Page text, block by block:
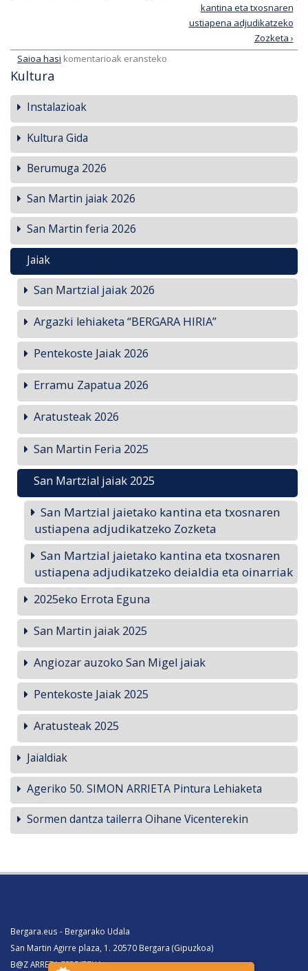
kantina eta txosnaren
ustiapena adjudikatzeko
Zozketa ›
Saioa hasi komentarioak eransteko
Kultura
Instalazioak
Kultura Gida
Berumuga 2026
San Martin jaiak 2026
San Martin feria 2026
Jaiak
San Martzial jaiak 2026
Argazki lehiaketa “BERGARA HIRIA”
Pentekoste Jaiak 2026
Erramu Zapatua 2026
Aratusteak 2026
San Martin Feria 2025
San Martzial jaiak 2025
San Martzial jaietako kantina eta txosnaren
ustiapena adjudikatzeko Zozketa
San Martzial jaietako kantina eta txosnaren
ustiapena adjudikatzeko deialdia eta oinarriak
2025eko Errota Eguna
San Martin jaiak 2025
Angiozar auzoko San Migel jaiak
Pentekoste Jaiak 2025
Aratusteak 2025
Jaialdiak
Ageriko 50. SIMON ARRIETA Pintura Lehiaketa
Sormen dantza tailerra Oihane Vicenterekin
Bergara.eus - Bergarako Udala
San Martin Agirre plaza, 1. 20570 Bergara (Gipuzkoa)
B@Z ARRETA ZERBITZUA: